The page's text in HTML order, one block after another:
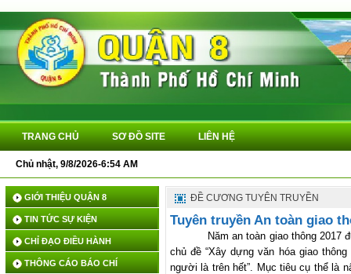
TRANG CHỦ SƠ ĐỒ SITE LIÊN HỆ
Chủ nhật, 9/8/2026-6:54 AM
GIỚI THIỆU QUẬN 8
TIN TỨC SỰ KIỆN
CHỈ ĐẠO ĐIỀU HÀNH
THÔNG CÁO BÁO CHÍ
ĐỀ CƯƠNG TUYÊN TRUYỀN
Tuyên truyền An toàn giao
Năm an toàn giao thông 2017
chủ đề “Xây dựng văn hóa giao
người là trên hết”. Mục tiêu cụ thể là